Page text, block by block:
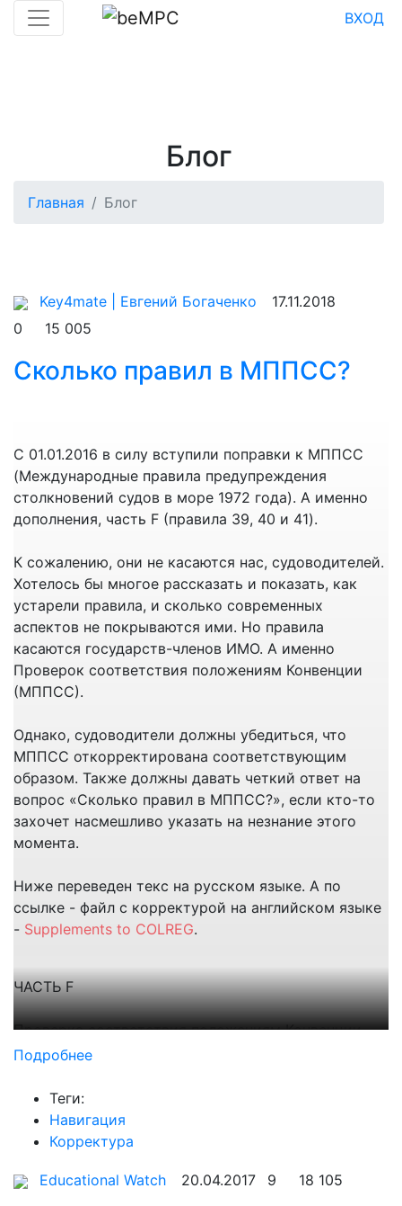
ВХОД
Блог
Главная Блог
Key4mate | Евгений Богаченко
17.11.2018
0 15 005
Сколько правил в МППСС?
С 01.01.2016 в силу вступили поправки к МППСС
(Международные правила предупреждения
столкновений судов в море 1972 года). А именно
дополнения, часть F (правила 39, 40 и 41).
К сожалению, они не касаются нас, судоводителей.
Хотелось бы многое рассказать и показать, как
устарели правила, и сколько современных
аспектов не покрываются ими. Но правила
касаются государств-членов ИМО. А именно
Проверок соответствия положениям Конвенции
(МППСС).
Однако, судоводители должны убедиться, что
МППСС откорректирована соответствующим
образом. Также должны давать четкий ответ на
вопрос «Сколько правил в МППСС?», если кто-то
захочет насмешливо указать на незнание этого
момента.
Ниже переведен текс на русском языке. А по
ссылке - файл с корректурой на английском языке
- Supplements to COLREG.
ЧАСТЬ F
Проверка соответствия положениям Конвенции
Определения
а) Проверка означает систематический,
независимый, документально оформленный
Подробнее
Теги:
Навигация
Корректура
Educational Watch 20.04.2017 9 18 105